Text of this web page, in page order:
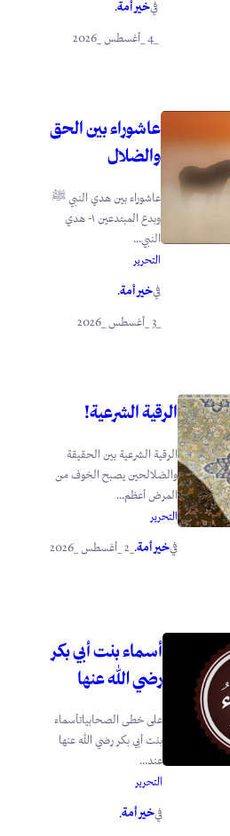
فيخير أمة.
_4 _أغسطس _2026
عاشوراء بين الحق
والضلال
عاشوراء بين هدي النبي ﷺ
وبدع المبتدعين ١- هدي
النبي...
التحرير
فيخير أمة.
الرقية الشرعية!
الرقية الشرعية بين الحقيقة
والضلالحين يصبح الخوف من
المرض أعظم...
التحرير
فيخير أمة.
أسماء بنت أبي بكر
رضي الله عنها
على خطى الصحابياتأسماء
بنت أبي بكر رضي الله عنها
عند...
التحرير
فيخير أمة.